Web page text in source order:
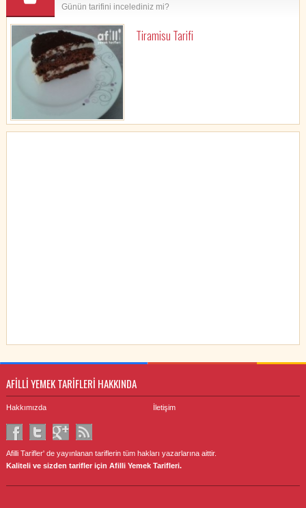
Günün tarifini incelediniz mi?
Tiramisu Tarifi
AFİLLİ YEMEK TARİFLERİ HAKKINDA
Hakkımızda İletişim
Afilli Tarifler' de yayınlanan tariflerin tüm hakları yazarlarına aittir.
Kaliteli ve sizden tarifler için Afilli Yemek Tarifleri.